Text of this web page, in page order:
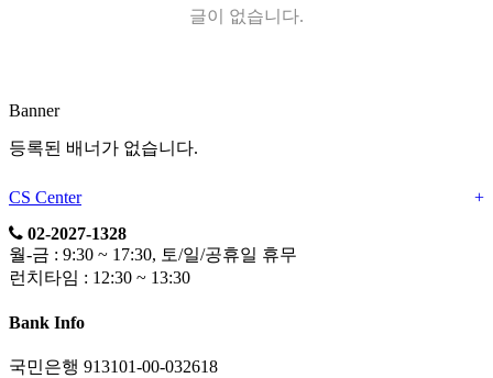
글이 없습니다.
Banner
등록된 배너가 없습니다.
+
CS Center
02-2027-1328
월-금 : 9:30 ~ 17:30, 토/일/공휴일 휴무
런치타임 : 12:30 ~ 13:30
Bank Info
국민은행 913101-00-032618